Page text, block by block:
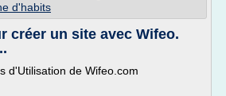
d'habits
créer un site avec Wifeo.
d'Utilisation de Wifeo.com